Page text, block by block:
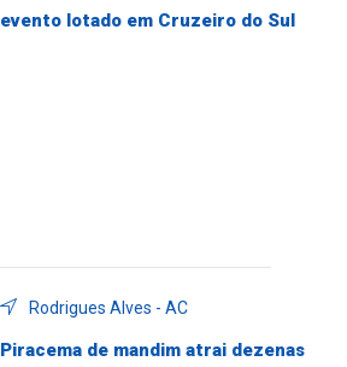
evento lotado em Cruzeiro do Sul
Rodrigues Alves - AC
Piracema de mandim atrai dezenas